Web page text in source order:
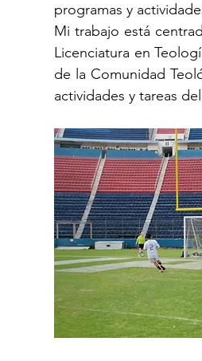
programas y
Mi trabajo está
Licenciatura en
de la Comunidad
actividades y tareas